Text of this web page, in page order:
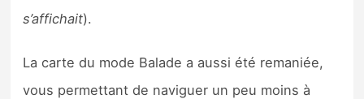
s’affichait).
La carte du mode Balade a aussi été remaniée,
vous permettant de naviguer un peu moins à